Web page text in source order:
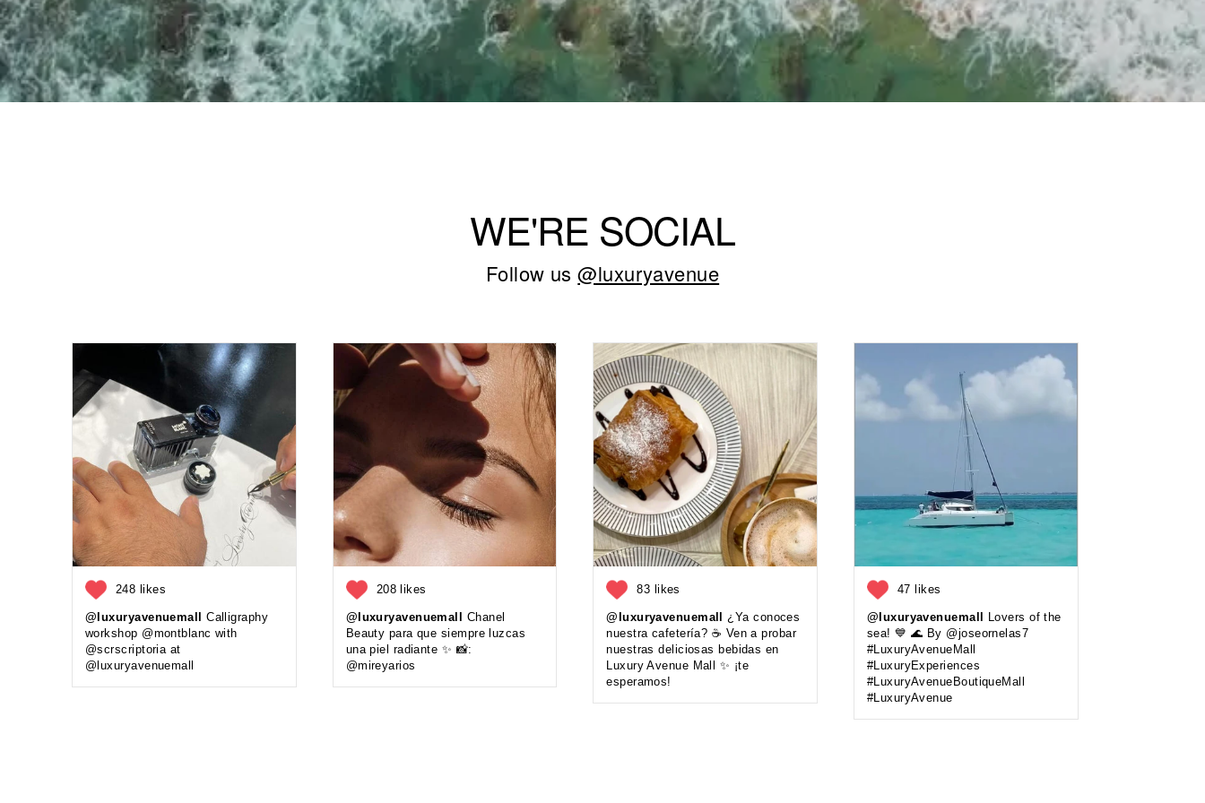
WE'RE SOCIAL
Follow us@luxuryavenue
248 likes
@luxuryavenuemall Calligraphy
workshop @montblanc with
@scrscriptoria at
@luxuryavenuemall
208 likes
@luxuryavenuemall Chanel
Beauty para que siempre luzcas
una piel radiante ✨ 📸:
@mireyarios
83 likes
@luxuryavenuemall ¿Ya conoces
nuestra cafetería? ☕️ Ven a probar
nuestras deliciosas bebidas en
Luxury Avenue Mall ✨ ¡te
esperamos!
47 likes
@luxuryavenuemall Lovers of the
sea! 💙 🌊 By @joseornelas7
#LuxuryAvenueMall
#LuxuryExperiences
#LuxuryAvenueBoutiqueMall
#LuxuryAvenue